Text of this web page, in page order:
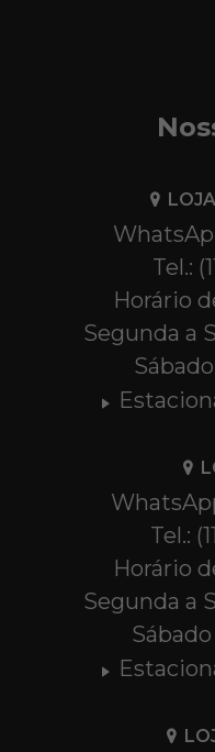
Tel.:
Horário
Segunda a
Tel.:
Horário
Segunda a
Sábado